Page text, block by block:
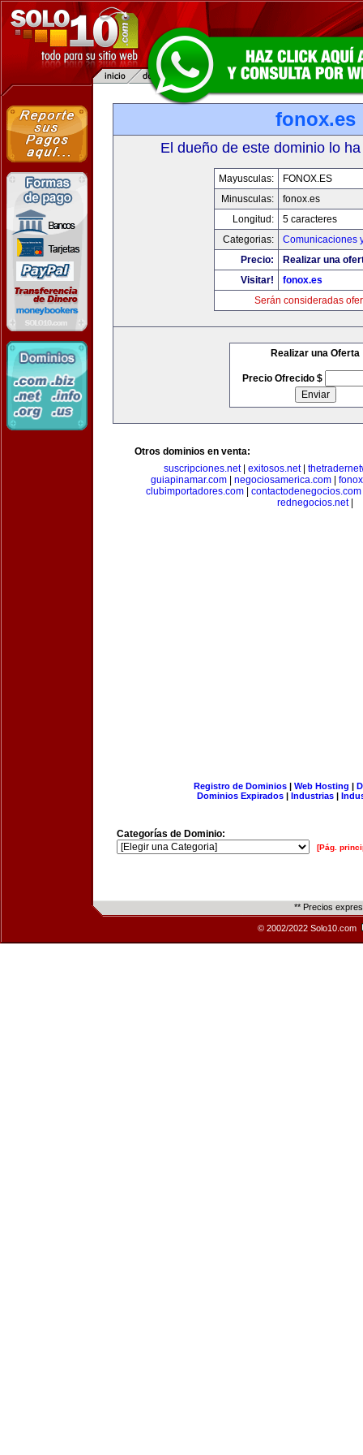
fonox.es
El dueño de este dominio lo
Mayusculas:
FONOX.ES
Minusculas:
fonox.es
Longitud:
5 caracteres
Categorias:
Comunicaciones
Precio:
Realizar una
Visitar!
fonox.es
Serán consideradas
Realizar una Oferta
Precio Ofrecido $
Otros dominios en venta:
suscripciones.net| exitosos.net|
guiapinamar.com
negociosamerica.com
clubimportadores.com
contactodenegocios.com
rednegocios.net|
Registro de Dominios| Web Hosting |
Dominios Expirados | Industrias |
Categorías de Dominio:
[Pág.
** Precios
© 2002/2022 Solo10.com